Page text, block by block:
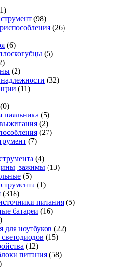
(98)
(26)
(6)
(5)
(2)
(32)
(11)
(0)
паяльника (5)
(2)
(27)
(7)
(4)
зажимы (13)
(5)
(1)
(318)
питания (5)
батареи (16)
для ноутбуков (22)
(15)
(12)
питания (58)